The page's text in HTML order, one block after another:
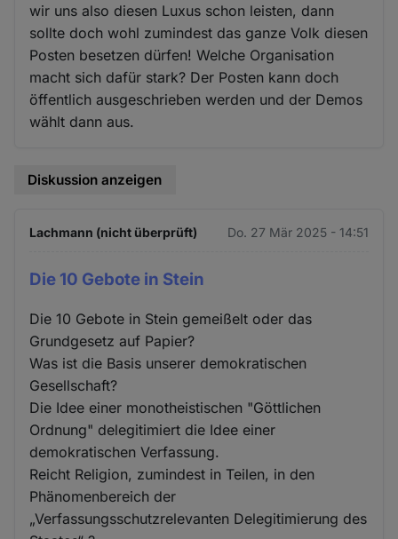
wir uns also diesen Luxus schon leisten, dann
sollte doch wohl zumindest das ganze Volk diesen
Posten besetzen dürfen! Welche Organisation
macht sich dafür stark? Der Posten kann doch
öffentlich ausgeschrieben werden und der Demos
wählt dann aus.
Diskussion anzeigen
Lachmann (nicht überprüft) Do. 27 Mär 2025 - 14:51
Die 10 Gebote in Stein
Die 10 Gebote in Stein gemeißelt oder das
Grundgesetz auf Papier?
Was ist die Basis unserer demokratischen
Gesellschaft?
Die Idee einer monotheistischen "Göttlichen
Ordnung" delegitimiert die Idee einer
demokratischen Verfassung.
Reicht Religion, zumindest in Teilen, in den
Phänomenbereich der
„Verfassungsschutzrelevanten Delegitimierung des